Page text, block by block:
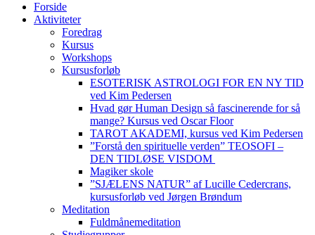
Forside
Aktiviteter
Foredrag
Kursus
Workshops
Kursusforløb
ESOTERISK ASTROLOGI FOR EN NY TID
ved Kim Pedersen
Hvad gør Human Design så fascinerende for så
mange? Kursus ved Oscar Floor
TAROT AKADEMI, kursus ved Kim Pedersen
”Forstå den spirituelle verden” TEOSOFI –
DEN TIDLØSE VISDOM
Magiker skole
”SJÆLENS NATUR” af Lucille Cedercrans,
kursusforløb ved Jørgen Brøndum
Meditation
Fuldmånemeditation